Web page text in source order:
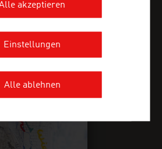
IN
VIEW MAGAZIN
akzeptieren
Einstellungen
Alle ablehnen